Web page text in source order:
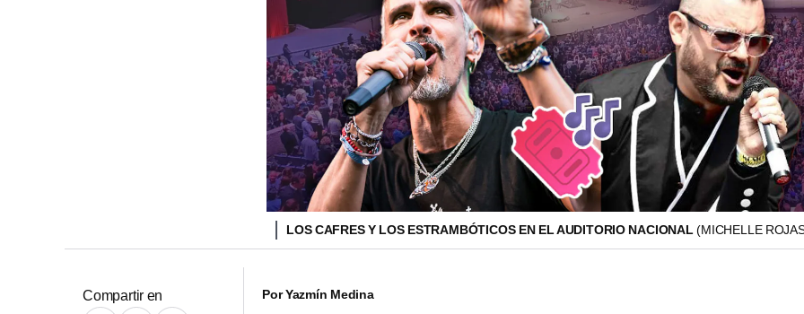
LOS CAFRES Y LOS ESTRAMBÓTICOS EN EL AUDITORIO NACIONAL(MICHELLE
Compartir en PorYazmín Medina